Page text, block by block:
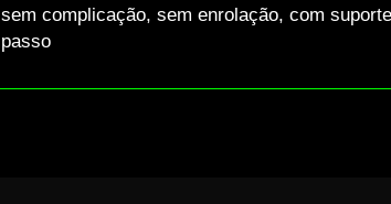
sem complicação, sem enrolação, com
passo